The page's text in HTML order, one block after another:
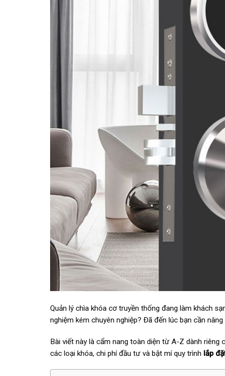
Quản lý chìa khóa cơ truyền thống đang làm khách
nghiệm kém chuyên nghiệp? Đã đến lúc bạn cần
Bài viết này là cẩm nang toàn diện từ A-Z dành
các loại khóa, chi phí đầu tư và bật mí quy trình lắp